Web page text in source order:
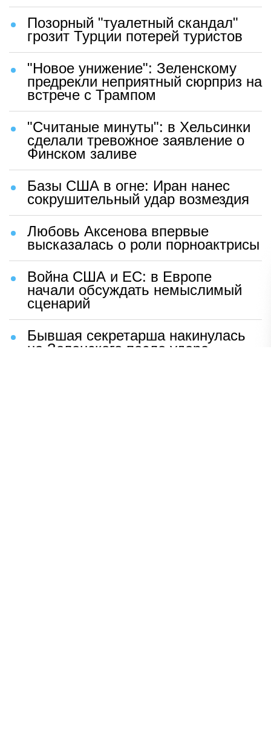
Позорный "туалетный скандал"
грозит Турции потерей туристов
"Новое унижение": Зеленскому
предрекли неприятный сюрприз на
встрече с Трампом
"Считаные минуты": в Хельсинки
сделали тревожное заявление о
Финском заливе
Базы США в огне: Иран нанес
сокрушительный удар возмездия
Любовь Аксенова впервые
высказалась о роли порноактрисы
Война США и ЕС: в Европе
начали обсуждать немыслимый
сценарий
Бывшая секретарша накинулась
на Зеленского после удара